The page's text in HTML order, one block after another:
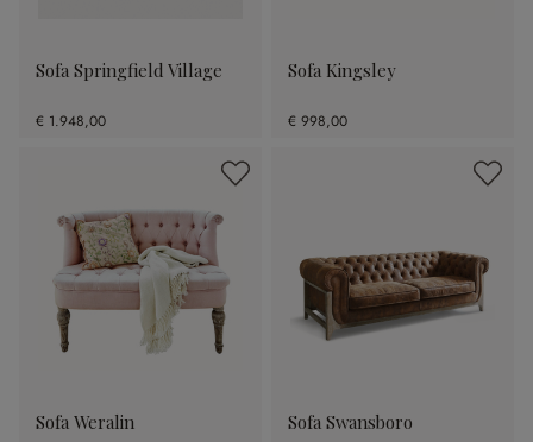
Sofa Springfield Village
€ 1.948,00
Sofa Kingsley
€ 998,00
Sofa Weralin Sofa Swansboro